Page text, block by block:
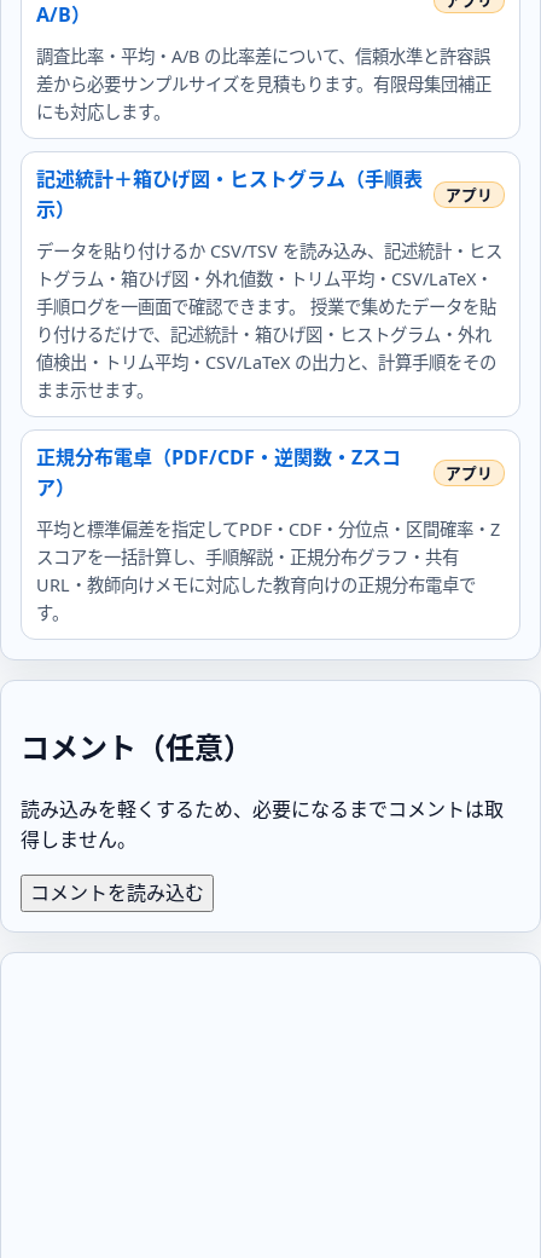
A/B）
調査比率・平均・A/B の比率差について、信頼水準と許容誤
差から必要サンプルサイズを見積もります。有限母集団補正
にも対応します。
記述統計＋箱ひげ図・ヒストグラム（手順表
示）
データを貼り付けるか CSV/TSV を読み込み、記述統計・ヒス
トグラム・箱ひげ図・外れ値数・トリム平均・CSV/LaTeX・
手順ログを一画面で確認できます。 授業で集めたデータを貼
り付けるだけで、記述統計・箱ひげ図・ヒストグラム・外れ
値検出・トリム平均・CSV/LaTeX の出力と、計算手順をその
まま示せます。
正規分布電卓（PDF/CDF・逆関数・Zスコ
ア）
平均と標準偏差を指定してPDF・CDF・分位点・区間確率・Z
スコアを一括計算し、手順解説・正規分布グラフ・共有
URL・教師向けメモに対応した教育向けの正規分布電卓で
す。
コメント（任意）
読み込みを軽くするため、必要になるまでコメントは取
得しません。
コメントを読み込む